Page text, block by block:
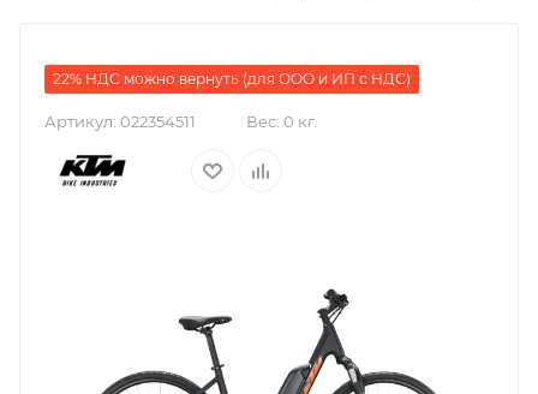
22% НДС можно вернуть (для ООО и ИП с НДС)
Артикул: 022354511 Вес: 0 кг.